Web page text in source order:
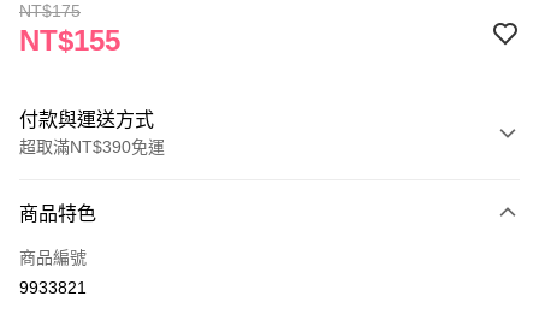
NT$175
NT$155
付款與運送方式
超取滿NT$390免運
POYA支付
信用卡一次付款
商品特色
商品編號
9933821